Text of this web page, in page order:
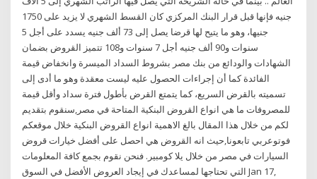
جنيه فإنها قبل قرار البنك المركزي كان القسط الشهري لا يزيد على 1750
جنيها، وهو ما يتيح لها قرضا يصل إلى 73 ألف جنيه يسدد على أجل 5
سنوات و90 ألف جنيه أجل 7 سنوات و108 تتميز القروض بضمان
الشهادات والودائع من بنك مصر بشروط السداد الميسرة وانخفاض قيمة
الفائدة كما أن إجراءات الحصول عليه ليست معقدة وهو ما أدى إلى
تسميته بالقرض السريع، كما يتمتع القرض بأطول فترة سداد وأقل قيمة
للمصروفات ما هي انواع القروض البنكية المتاحة في مصر,سنقوم بتقديم
لكم من خلال هذا المقال بالغ الاهمية انواع القروض البنكية خلال موقعكم
فوتوعربي تابعونا,حيث انه القروض هي احصل على أفضل خيارات قروض
السيارات في مصر من خلال يلا كومبير. فنحن نقوم بجمع كافة المعلومات
التي تحتاجها لمساعدك في إيجاد العروض الأفضل في السوق Jan 17,